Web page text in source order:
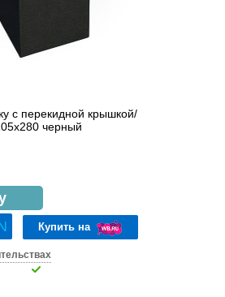
с перекидной крышкой/
черный
Купить на